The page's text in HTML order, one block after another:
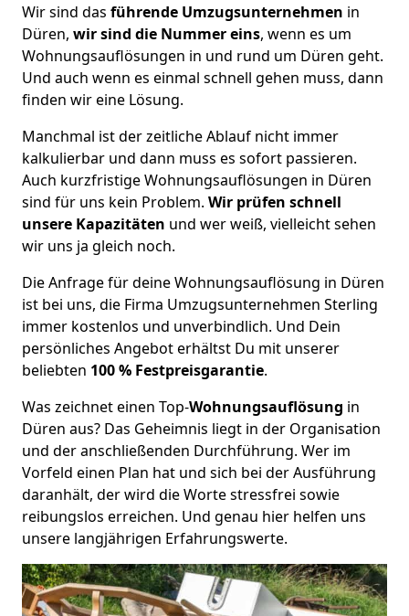
Wir sind das führende Umzugsunternehmen in
Düren, wir sind die Nummer eins, wenn es um
Wohnungsauflösungen in und rund um Düren geht.
Und auch wenn es einmal schnell gehen muss, dann
finden wir eine Lösung.
Manchmal ist der zeitliche Ablauf nicht immer
kalkulierbar und dann muss es sofort passieren.
Auch kurzfristige Wohnungsauflösungen in Düren
sind für uns kein Problem. Wir prüfen schnell
unsere Kapazitäten und wer weiß, vielleicht sehen
wir uns ja gleich noch.
Die Anfrage für deine Wohnungsauflösung in Düren
ist bei uns, die Firma Umzugsunternehmen Sterling
immer kostenlos und unverbindlich. Und Dein
persönliches Angebot erhältst Du mit unserer
beliebten 100 % Festpreisgarantie.
Was zeichnet einen Top-Wohnungsauflösung in
Düren aus? Das Geheimnis liegt in der Organisation
und der anschließenden Durchführung. Wer im
Vorfeld einen Plan hat und sich bei der Ausführung
daranhält, der wird die Worte stressfrei sowie
reibungslos erreichen. Und genau hier helfen uns
unsere langjährigen Erfahrungswerte.